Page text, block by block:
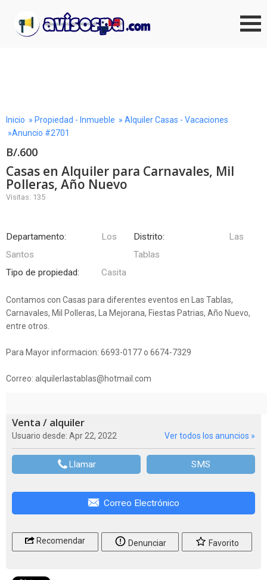
Inicio » Propiedad - Inmueble » Alquiler Casas - Vacaciones
»Anuncio #2701
B/.600
Casas en Alquiler para Carnavales, Mil
Polleras, Año Nuevo
Visitas: 135
Departamento:
Los
Santos
Distrito:
Las
Tablas
Tipo de propiedad:
Casita
Contamos con Casas para diferentes eventos en Las Tablas,
Carnavales, Mil Polleras, La Mejorana, Fiestas Patrias, Año Nuevo,
entre otros.
Para Mayor informacion: 6693-0177 o 6674-7329
Correo: alquilerlastablas@hotmail.com
Venta / alquiler
Usuario desde: Apr 22, 2022 Ver todos los anuncios »
Llamar SMS
Correo Electrónico
Recomendar Denunciar Favorito